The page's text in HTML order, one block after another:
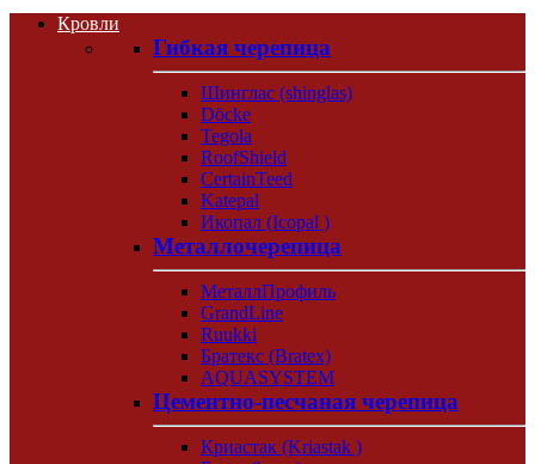
Кровли
Гибкая черепица
Шинглас (shinglas)
Döcke
Tegola
RoofShield
CertainTeed
Katepal
Икопал (Icopal )
Металлочерепица
МеталлПрофиль
GrandLine
Ruukki
Братекс (Bratex)
AQUASYSTEM
Цементно-песчаная черепица
Криастак (Kriastak )